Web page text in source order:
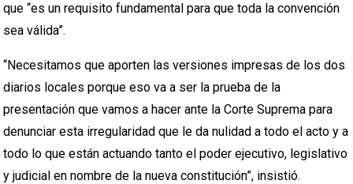
que “es un requisito fundamental para que toda la convención
sea válida”.
“Necesitamos que aporten las versiones impresas de los dos
diarios locales porque eso va a ser la prueba de la
presentación que vamos a hacer ante la Corte Suprema para
denunciar esta irregularidad que le da nulidad a todo el acto y a
todo lo que están actuando tanto el poder ejecutivo, legislativo
y judicial en nombre de la nueva constitución”, insistió.